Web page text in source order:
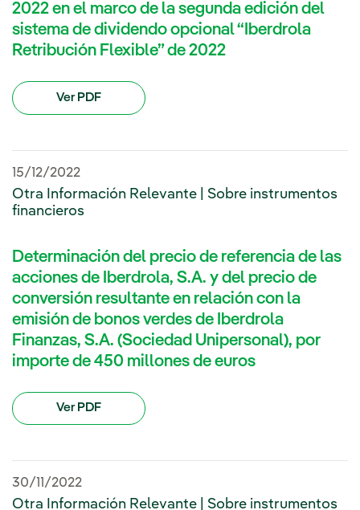
2022 en el marco de la segunda edición del
sistema de dividendo opcional “Iberdrola
Retribución Flexible” de 2022
Ver PDF
15/12/2022
Otra Información Relevante | Sobre instrumentos
financieros
Determinación del precio de referencia de las
acciones de Iberdrola, S.A. y del precio de
conversión resultante en relación con la
emisión de bonos verdes de Iberdrola
Finanzas, S.A. (Sociedad Unipersonal), por
importe de 450 millones de euros
Ver PDF
30/11/2022
Otra Información Relevante | Sobre instrumentos